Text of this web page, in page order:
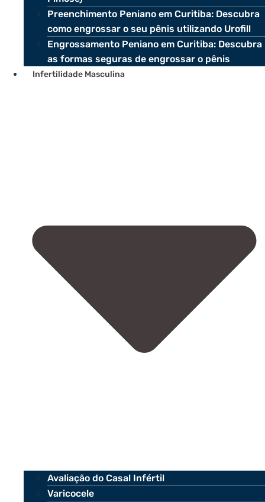
Preenchimento Peniano em Curitiba: Descubra
como engrossar o seu pênis utilizando Urofill
Engrossamento Peniano em Curitiba: Descubra
as formas seguras de engrossar o pênis
Infertilidade Masculina
Avaliação do Casal Infértil
Varicocele